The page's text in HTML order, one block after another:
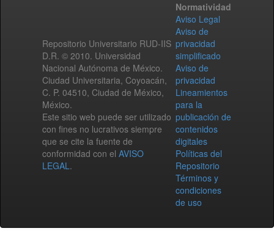
Repositorio Universitario RUD-IIS
D.R. © 2010. Universidad
Nacional Autónoma de México.
Ciudad Universitaria, Coyoacán,
C. P. 04510, Ciudad de México,
México.
Este sitio web puede ser utilizado
con fines no lucrativos siempre
que se cite la fuente de
conformidad con el AVISO
LEGAL.
Normatividad
Aviso Legal
Aviso de
privacidad
simplificado
Aviso de
privacidad
Lineamientos
para la
publicación de
contenidos
digitales
Políticas del
Repositorio
Términos y
condiciones
de uso